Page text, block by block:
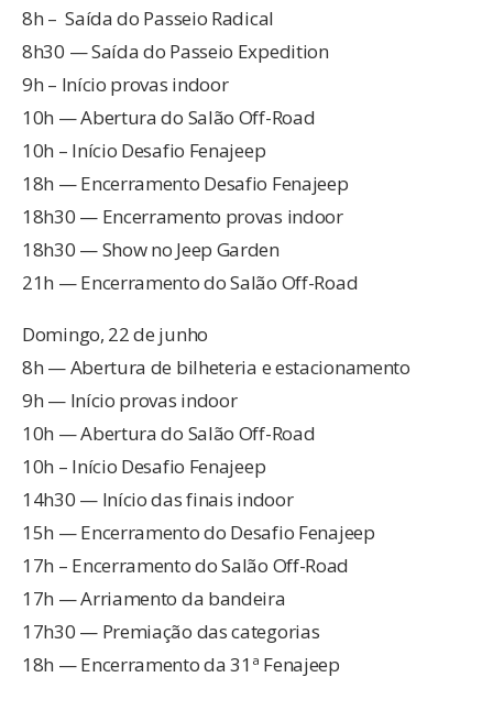
8h – Saída do Passeio Radical
8h30 — Saída do Passeio Expedition
9h – Início provas indoor
10h — Abertura do Salão Off-Road
10h – Início Desafio Fenajeep
18h — Encerramento Desafio Fenajeep
18h30 — Encerramento provas indoor
18h30 — Show no Jeep Garden
21h — Encerramento do Salão Off-Road
Domingo, 22 de junho
8h — Abertura de bilheteria e estacionamento
9h — Início provas indoor
10h — Abertura do Salão Off-Road
10h – Início Desafio Fenajeep
14h30 — Início das finais indoor
15h — Encerramento do Desafio Fenajeep
17h – Encerramento do Salão Off-Road
17h — Arriamento da bandeira
17h30 — Premiação das categorias
18h — Encerramento da 31ª Fenajeep